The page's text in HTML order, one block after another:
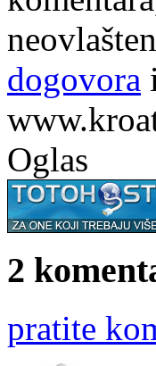
dogovora
Oglas
2
pratite